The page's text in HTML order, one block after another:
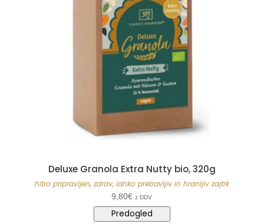
Deluxe Granola Extra Nutty bio, 320g
hitro pripravljen, zdrav, lahko prebavljiv in hranljiv zajtrk
9,80€ z DDV
Predogled